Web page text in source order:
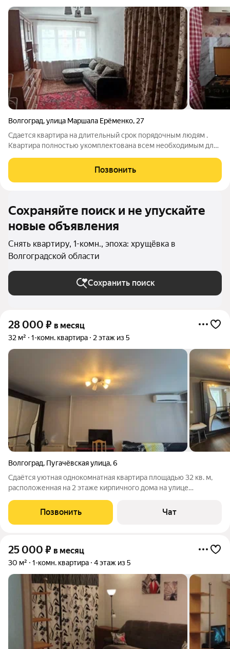
Волгоград,улица Маршала Ерёменко, 27
Сдается квартира на длительный срок порядочным людям .
Квартира полностью укомплектована всем необходимым для
необходимая техника. Рядом рынок, магазины и тд . оплата
18.000+ ком платежи залога нет
Позвонить
Сохраняйте поиск и не упускайте
новые объявления
Снять квартиру, 1-комн., эпоха: хрущёвка в
Волгоградской области
Сохранить поиск
28 000 ₽ в месяц
32 м² 1-комн. квартира 2 этаж из 5
Волгоград, Пугачёвская улица,6
Сдаётся уютная однокомнатная квартира площадью 32 кв. м,
расположенная на 2 этаже кирпичного дома на улице
этажей. Высота потолков 2.6 метра. Из окон открывается вид
на улицу. В квартире
Позвонить Чат
25 000 ₽ в месяц
30 м² 1-комн. квартира 4 этаж из 5